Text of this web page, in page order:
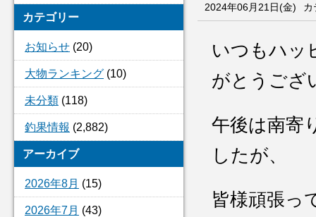
カテゴリー
お知らせ (20)
大物ランキング (10)
未分類 (118)
釣果情報 (2,882)
アーカイブ
2026年8月 (15)
2026年7月 (43)
2024年06月21日(金) カ
いつもハッ
がとうござ
午後は南寄
したが、
皆様頑張っ